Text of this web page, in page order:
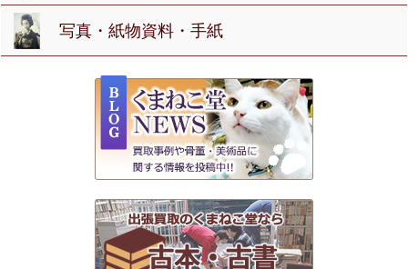
写真・紙物資料・手紙